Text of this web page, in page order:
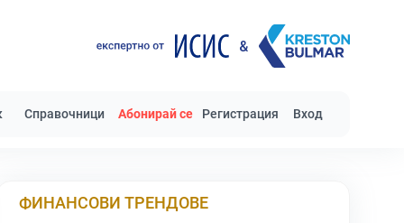
Справочници Абонирай се Регистрация Вход
ФИНАНСОВИ ТРЕНДОВЕ